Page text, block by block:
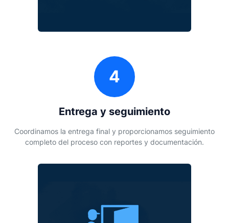
4
Entrega y seguimiento
Coordinamos la entrega final y proporcionamos seguimiento
completo del proceso con reportes y documentación.